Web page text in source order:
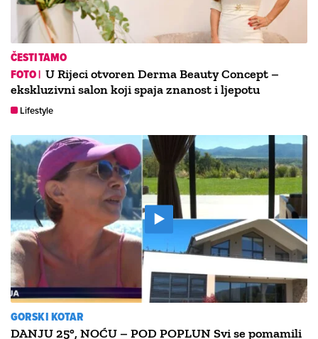
ČESTITAMO
FOTO | U Rijeci otvoren Derma Beauty Concept –
ekskluzivni salon koji spaja znanost i ljepotu
Lifestyle
GORSKI KOTAR
DANJU 25°, NOĆU – POD POPLUN Svi se pomamili